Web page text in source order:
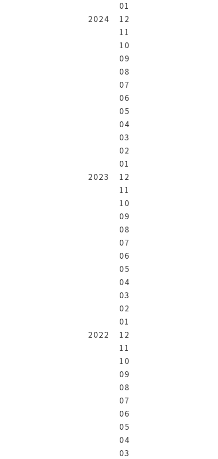
01
2024
12
11
10
09
08
07
06
05
04
03
02
01
2023
12
11
10
09
08
07
06
05
04
03
02
01
2022
12
11
10
09
08
07
06
05
04
03